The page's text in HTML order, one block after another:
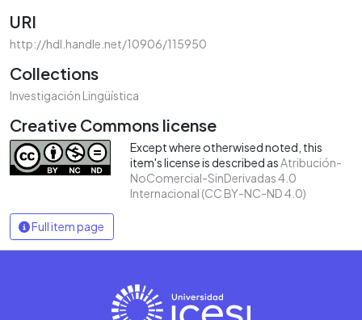
URI
http://hdl.handle.net/10906/115950
Collections
Investigación Lingüística
Creative Commons license
Except where otherwised noted, this
item's license is described asAtribución-
NoComercial-SinDerivadas 4.0
Internacional (CC BY-NC-ND 4.0)
Full item page